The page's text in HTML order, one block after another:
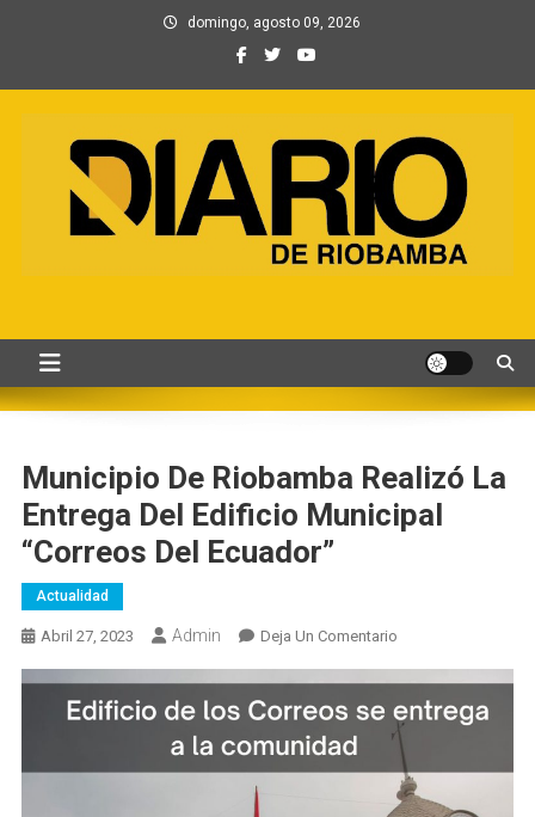
domingo, agosto 09, 2026
y Contenidos digitales
Municipio De Riobamba Realizó La
Entrega Del Edificio Municipal
“Correos Del Ecuador”
Actualidad
Abril 27, 2023 Admin Deja Un ComentarioEn
Riobamba
Realizó
La
Entrega